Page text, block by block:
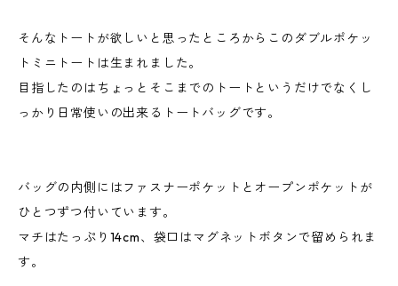
そんなトートが欲しいと思ったところからこのダブルポケッ
トミニトートは生まれました。
目指したのはちょっとそこまでのトートというだけでなくし
っかり日常使いの出来るトートバッグです。
バッグの内側にはファスナーポケットとオープンポケットが
ひとつずつ付いています。
マチはたっぷり14cm、袋口はマグネットボタンで留められま
す。